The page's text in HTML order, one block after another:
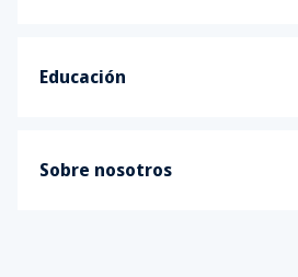
Educación
Sobre nosotros